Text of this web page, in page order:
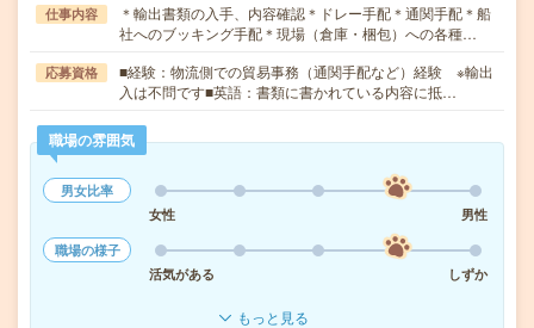
仕事内容
＊輸出書類の入手、内容確認＊ドレー手配＊通関手配＊船
社へのブッキング手配＊現場（倉庫・梱包）への各種…
応募資格
■経験：物流側での貿易事務（通関手配など）経験 ※輸出
入は不問です■英語：書類に書かれている内容に抵…
職場の雰囲気
男女比率
女性
男性
職場の様子
活気がある
しずか
もっと見る